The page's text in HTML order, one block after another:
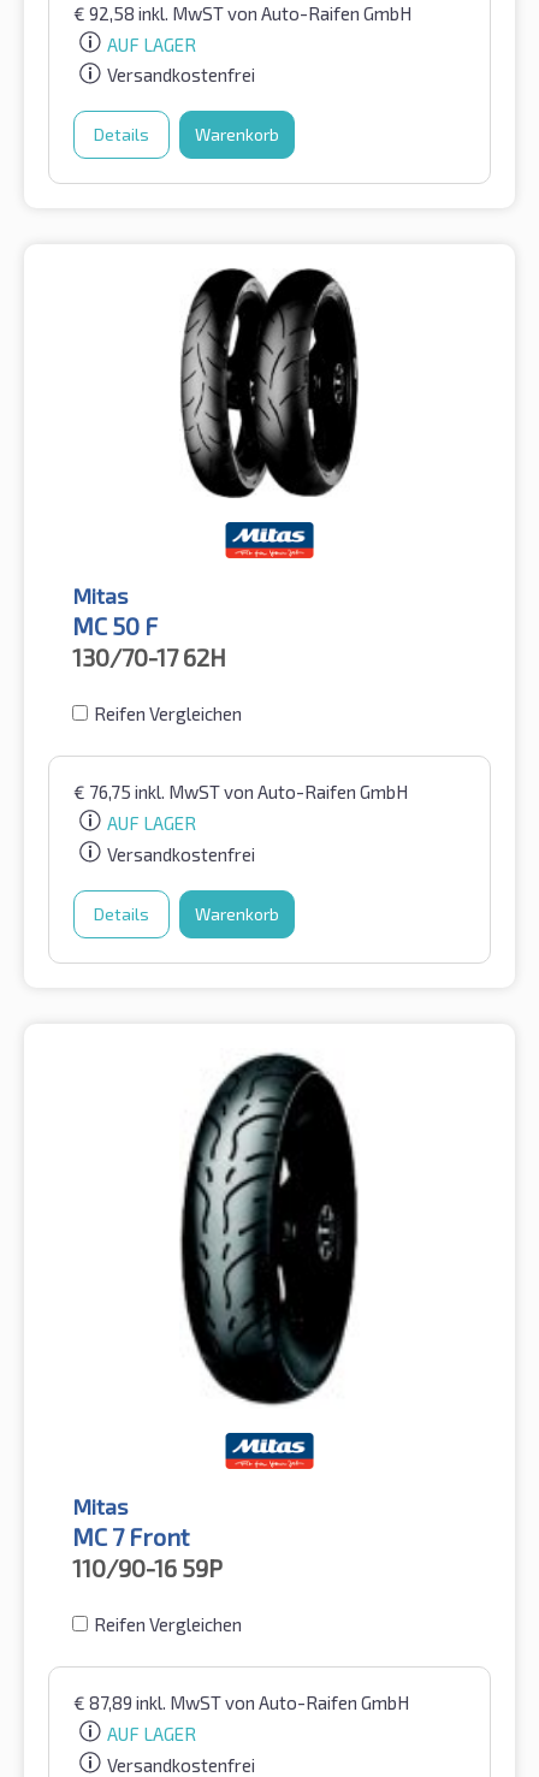
€ 92,58 inkl. MwSTvon Auto-Raifen GmbH
AUF LAGER
Versandkostenfrei
Details Warenkorb
Mitas
MC 50 F
130/70-17 62H
Reifen Vergleichen
€ 76,75 inkl. MwSTvon Auto-Raifen GmbH
AUF LAGER
Versandkostenfrei
Details Warenkorb
Mitas
MC 7 Front
110/90-16 59P
Reifen Vergleichen
€ 87,89 inkl. MwSTvon Auto-Raifen GmbH
AUF LAGER
Versandkostenfrei